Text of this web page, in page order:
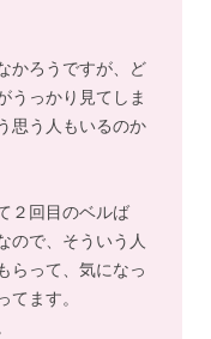
かろうですが、ど
うっかり見てしま
思う人もいるのか
２回目のベルば
ので、そういう人
らって、気になっ
ます。